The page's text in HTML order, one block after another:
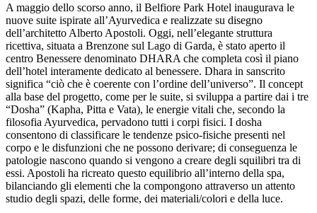
A maggio dello scorso anno, il Belfiore Park Hotel inaugurava le
nuove suite ispirate all’Ayurvedica e realizzate su disegno
dell’architetto Alberto Apostoli. Oggi, nell’elegante struttura
ricettiva, situata a Brenzone sul Lago di Garda, è stato aperto il
centro Benessere denominato DHARA che completa così il piano
dell’hotel interamente dedicato al benessere. Dhara in sanscrito
significa “ciò che è coerente con l’ordine dell’universo”. Il concept
alla base del progetto, come per le suite, si sviluppa a partire dai i tre
“Dosha” (Kapha, Pitta e Vata), le energie vitali che, secondo la
filosofia Ayurvedica, pervadono tutti i corpi fisici. I dosha
consentono di classificare le tendenze psico-fisiche presenti nel
corpo e le disfunzioni che ne possono derivare; di conseguenza le
patologie nascono quando si vengono a creare degli squilibri tra di
essi. Apostoli ha ricreato questo equilibrio all’interno della spa,
bilanciando gli elementi che la compongono attraverso un attento
studio degli spazi, delle forme, dei materiali/colori e della luce.